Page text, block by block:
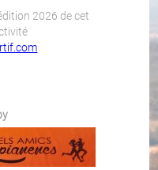
2026 de cet